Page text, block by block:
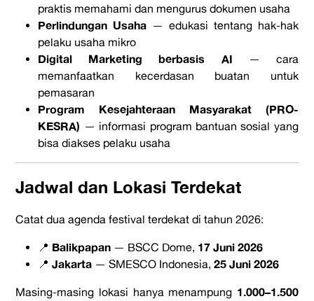
praktis memahami dan mengurus dokumen usaha
Perlindungan Usaha — edukasi tentang hak-hak
pelaku usaha mikro
Digital Marketing berbasis AI — cara
memanfaatkan kecerdasan buatan untuk
pemasaran
Program Kesejahteraan Masyarakat (PRO-
KESRA) — informasi program bantuan sosial yang
bisa diakses pelaku usaha
Jadwal dan Lokasi Terdekat
Catat dua agenda festival terdekat di tahun 2026:
📍 Balikpapan — BSCC Dome, 17 Juni 2026
📍Jakarta — SMESCO Indonesia,25 Juni 2026
Masing-masing lokasi hanya menampung 1.000–1.500